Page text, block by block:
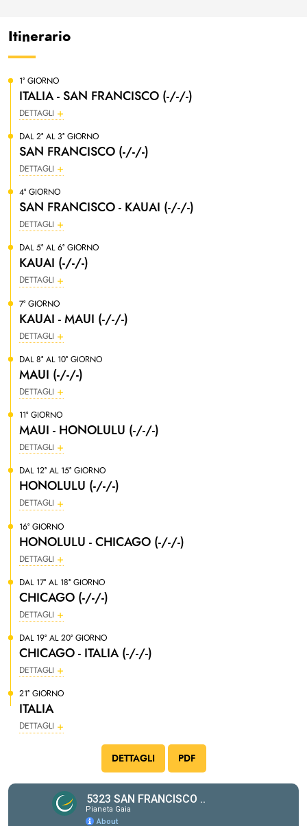
Itinerario
1° GIORNO
ITALIA - SAN FRANCISCO (-/-/-)
DETTAGLI
DAL 2° AL 3° GIORNO
SAN FRANCISCO (-/-/-)
DETTAGLI
4° GIORNO
SAN FRANCISCO - KAUAI (-/-/-)
DETTAGLI
DAL 5° AL 6° GIORNO
KAUAI (-/-/-)
DETTAGLI
7° GIORNO
KAUAI - MAUI (-/-/-)
DETTAGLI
DAL 8° AL 10° GIORNO
MAUI (-/-/-)
DETTAGLI
11° GIORNO
MAUI - HONOLULU (-/-/-)
DETTAGLI
DAL 12° AL 15° GIORNO
HONOLULU (-/-/-)
DETTAGLI
16° GIORNO
HONOLULU - CHICAGO (-/-/-)
DETTAGLI
DAL 17° AL 18° GIORNO
CHICAGO (-/-/-)
DETTAGLI
DAL 19° AL 20° GIORNO
CHICAGO - ITALIA (-/-/-)
DETTAGLI
21° GIORNO
ITALIA
DETTAGLI
DETTAGLI PDF